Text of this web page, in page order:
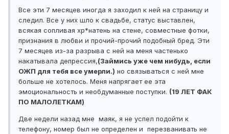
Все эти 7 месяцев иногда я заходил к ней на страницу и
следил. Все у них шло к свадьбе, статус выставлен,
всякая сопливая хр*натень на стене, совместные фотки,
признания в любви и прочий-прочий подобный бред. Эти
7 месяцев из-за разрыва с ней на меня частенько
накатывала депрессия,(Займись уже чем нибудь, если
ОЖП для тебя все умерли.) но связываться с ней мне
больше не хотелось. Меня напрягает ее эта
эмоциональность и необдуманные поступки. (19 ЛЕТ ФАК
ПО МАЛОЛЕТКАМ)
Две недели назад мне маяк, я не успел подойти к
телефону, номер был не определен и перезванивать не